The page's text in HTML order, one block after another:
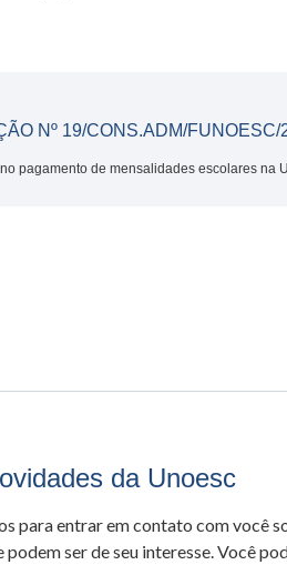
Nº 19/CONS.ADM/FUNOESC/
pagamento de mensalidades escolares na
da Unoesc
para entrar em contato com você
ser de seu interesse. Você